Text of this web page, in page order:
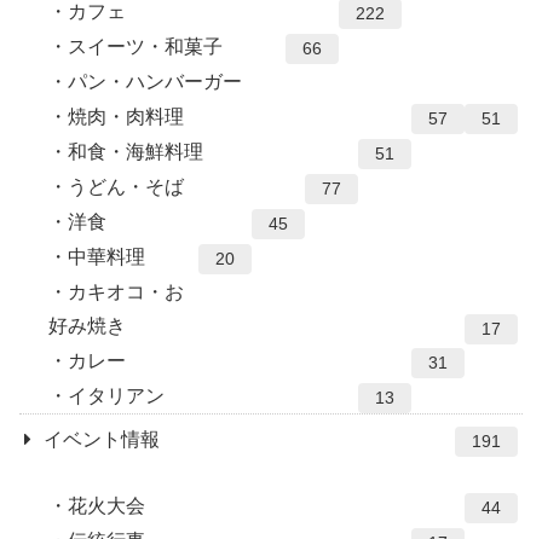
カフェ 222
スイーツ・和菓子 66
パン・ハンバーガー
51
焼肉・肉料理 57
和食・海鮮料理 51
うどん・そば 77
洋食 45
中華料理 20
カキオコ・お
好み焼き
17
カレー 31
イタリアン 13
イベント情報 191
花火大会 44